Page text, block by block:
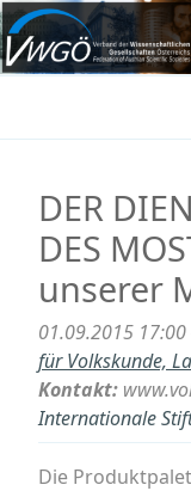
Zum
Inhalt
springenVWGÖ
Federation of
DER
DES
unserer
01.09.2015
für Volkskunde,
Kontakt:
Internationale
Die